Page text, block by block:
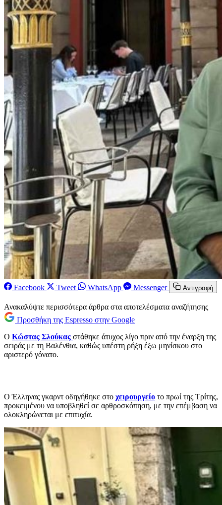
Facebook Tweet WhatsApp Messenger Αντιγραφή
Ανακαλύψτε περισσότερα άρθρα στα αποτελέσματα αναζήτησης
Προσθήκη της Espresso στην Google
Ο Κώστας Σλούκας στάθηκε άτυχος λίγο πριν από την έναρξη της
σειράς με τη Βαλένθια, καθώς υπέστη ρήξη έξω μηνίσκου στο
αριστερό γόνατο.
Ο Έλληνας γκαρντ οδηγήθηκε στο χειρουργείο το πρωί της Τρίτης,
προκειμένου να υποβληθεί σε αρθροσκόπηση, με την επέμβαση να
ολοκληρώνεται με επιτυχία.